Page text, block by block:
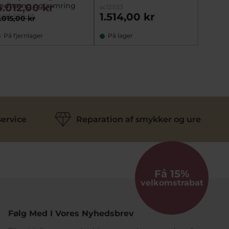
og armring
500-05
kr
kr
På fjernlager
sc121133
1.514,00 kr
På lager
Reparation af smykker og ure
Få 15%
velkomstrabat
Følg Med I Vores Nyhedsbrev